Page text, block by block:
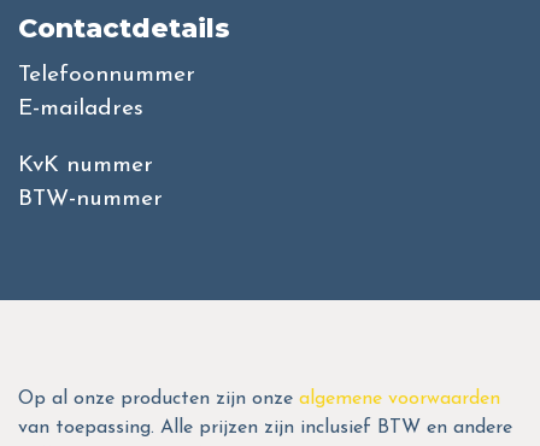
Contactdetails
Telefoonnummer
E-mailadres
KvK nummer
BTW-nummer
Op al onze producten zijn onze algemene voorwaarden
van toepassing. Alle prijzen zijn inclusief BTW en andere